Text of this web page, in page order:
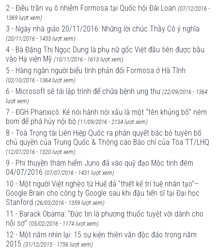
2 - Điều trần vụ ô nhiễm Formosa tại Quốc hội Đài Loan (07/12/2016 -
1369 lượt xem)
3 - Ngày nhà giáo 20/11/2016: Những lời chúc Thầy Cô ý nghĩa
(20/11/2016 - 1433 lượt xem)
4 - Bà Đặng Thị Ngọc Dung là phụ nữ gốc Việt đầu tiên được bầu
vào Hạ viện Mỹ (10/11/2016 - 1613 lượt xem)
5 - Hàng ngàn người biểu tình phản đối Formosa ở Hà Tĩnh
(02/10/2016 - 1364 lượt xem)
6 - Microsoft sẽ tái lập trình để chữa bệnh ung thư (22/09/2016 - 1364
lượt xem)
7 - ĐGH Phanxicô: Kẻ nói hành nói xấu là một “tên khủng bố” ném
bom để phá hủy nội bộ (11/09/2016 - 2134 lượt xem)
8 - Toà Trọng tài Liên Hiệp Quốc ra phán quyết bác bỏ tuyên bố
chủ quyền của Trung Quốc & Thông cáo Báo chí của Tòa TT/LHQ
(12/07/2016 - 1320 lượt xem)
9 - Phi thuyền thám hiểm Juno đã vào quỹ đạo Mộc tinh đêm
04/07/2016 (07/07/2016 - 1431 lượt xem)
10 - Một người Việt nghèo từ Huế đã "thiết kế trí tuệ nhân tạo"–
Google Brain cho công ty Google sau khi đậu tiến sĩ tại Đại học
Stanford (26/03/2016 - 1359 lượt xem)
11 - Barack Obama: “Đức tin là phương thuốc tuyệt vời dành cho
nỗi sợ” (05/02/2016 - 1174 lượt xem)
12 - Một năm nhìn lại: 15 sự kiện thiên văn độc đáo trong năm
2015 (31/12/2015 - 1756 lượt xem)